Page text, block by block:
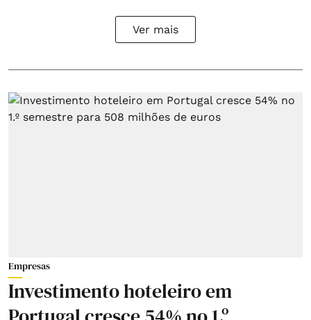
Ver mais
Empresas
Investimento hoteleiro em